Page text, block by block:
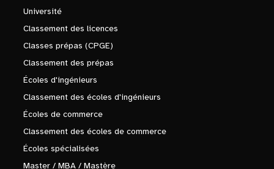
Université
Classement des licences
Classes prépas (CPGE)
Classement des prépas
Écoles d'ingénieurs
Classement des écoles d'ingénieurs
Écoles de commerce
Classement des écoles de commerce
Écoles spécialisées
Master / MBA / Mastère